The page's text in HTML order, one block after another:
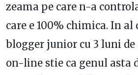
zeama pe care n-a
care e 100% chimica. In al
blogger junior cu 3 luni
on-line stie ca genul asta